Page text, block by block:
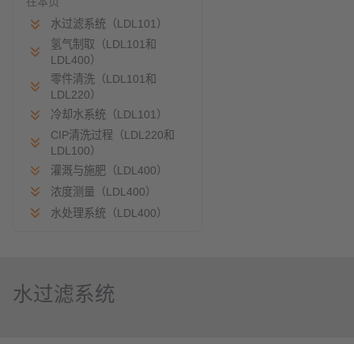
水过滤系统（LDL101）
氢气制取（LDL101和
LDL400）
零件清洗（LDL101和
LDL220）
冷却水系统（LDL101）
CIP清洗过程（LDL220和
LDL100）
灌溉与施肥（LDL400）
浓度测量（LDL400）
水处理系统（LDL400）
水过滤系统